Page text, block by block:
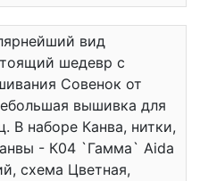
вид
шедевр с
Совенок от
вышивка для
В наборе Канва, нитки,
- К04 `Гамма` Aida
схема Цветная,